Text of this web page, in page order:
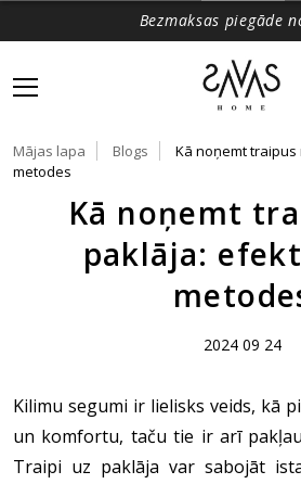
Bezmaksas piegāde
Mājas lapa Blogs
Kā noņemt
metodes
Kā noņemt
paklāja:
2024 09 24
Kilimu segumi ir lielisks veids, kā
un komfortu, taču tie ir arī
Traipi uz paklāja var sabojāt